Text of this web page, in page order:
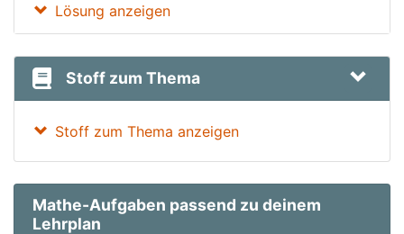
Lösung anzeigen
Stoff zum Thema
Stoff zum Thema anzeigen
Mathe-Aufgaben passend zu deinem
Lehrplan